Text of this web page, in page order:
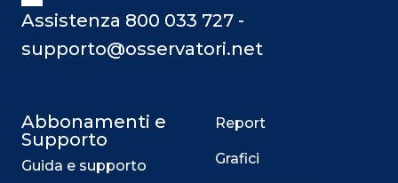
Assistenza 800 033 727 -
supporto@osservatori.net
Abbonamenti e
Supporto
Guida e supporto
Report
Grafici